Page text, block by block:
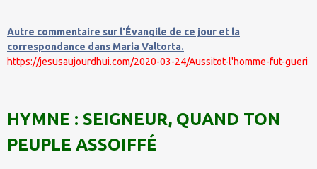
Autre commentaire sur l'Évangile de ce jour et la
correspondance dans Maria Valtorta.
https://jesusaujourdhui.com/2020-03-24/Aussitot-l'homme-fut-gueri
HYMNE : SEIGNEUR, QUAND TON
PEUPLE ASSOIFFÉ